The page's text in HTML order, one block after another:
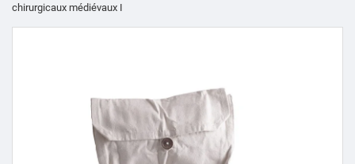
chirurgicaux médiévaux I